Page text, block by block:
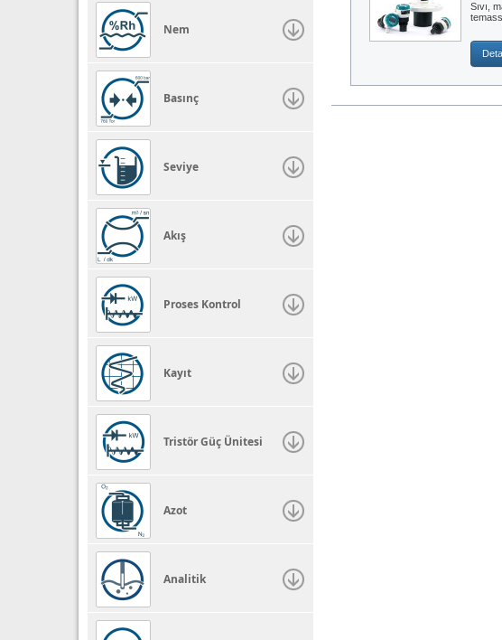
Nem
Basınç
Seviye
Akış
Proses Kontrol
Kayıt
Tristör Güç Ünitesi
Azot
Analitik
Sıvı,